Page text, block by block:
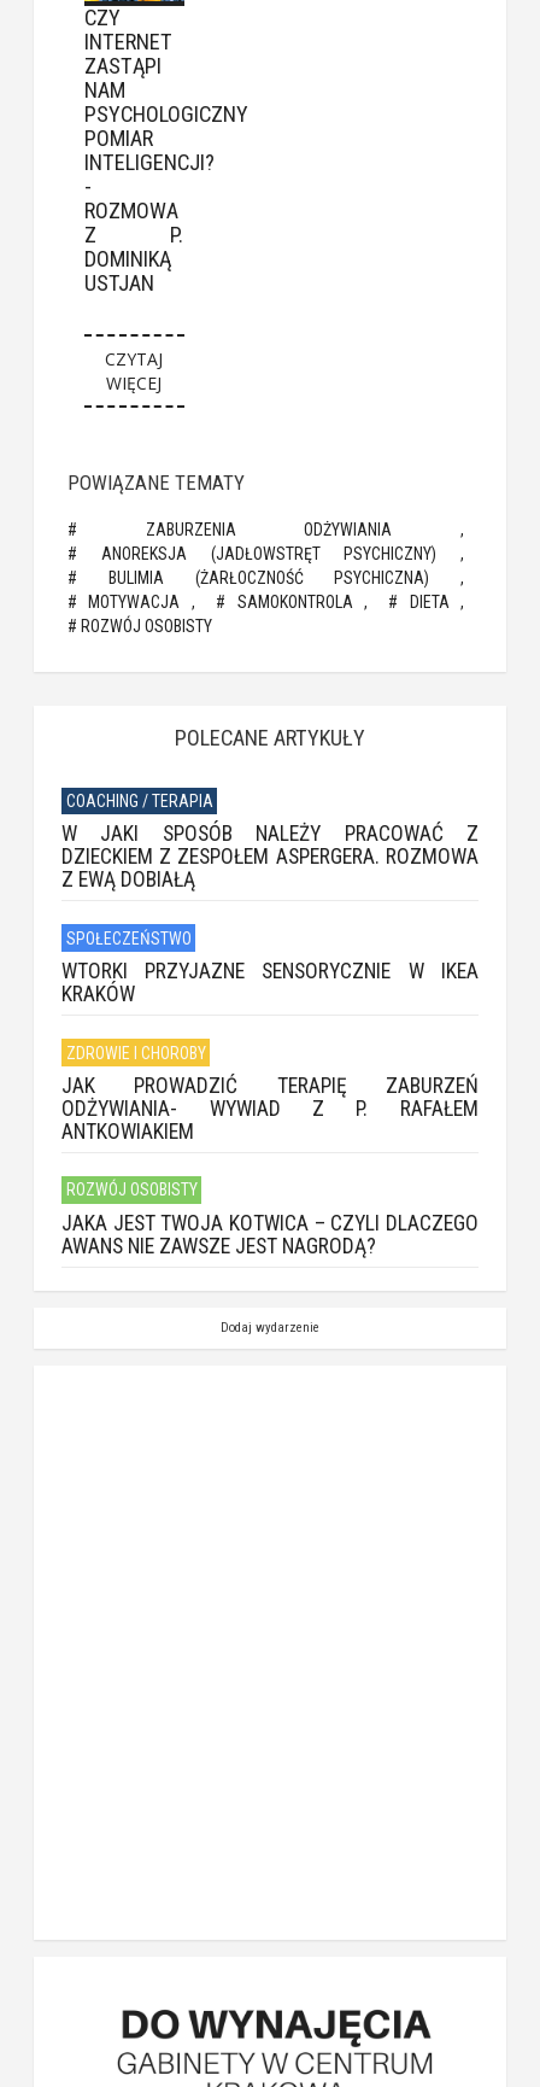
CZY
INTERNET
ZASTĄPI
NAM
PSYCHOLOGICZNY
POMIAR
INTELIGENCJI?
-
ROZMOWA
Z P.
DOMINIKĄ
USTJAN
CZYTAJ
WIĘCEJ
POWIĄZANE TEMATY
ZABURZENIA ODŻYWIANIA
ANOREKSJA (JADŁOWSTRĘT PSYCHICZNY)
BULIMIA (ŻARŁOCZNOŚĆ PSYCHICZNA)
MOTYWACJA
SAMOKONTROLA
DIETA
ROZWÓJ OSOBISTY
POLECANE ARTYKUŁY
COACHING / TERAPIA
W JAKI SPOSÓB NALEŻY PRACOWAĆ Z
DZIECKIEM Z ZESPOŁEM ASPERGERA. ROZMOWA
Z EWĄ DOBIAŁĄ
SPOŁECZEŃSTWO
WTORKI PRZYJAZNE SENSORYCZNIE W IKEA
KRAKÓW
ZDROWIE I CHOROBY
JAK PROWADZIĆ TERAPIĘ ZABURZEŃ
ODŻYWIANIA- WYWIAD Z P. RAFAŁEM
ANTKOWIAKIEM
ROZWÓJ OSOBISTY
JAKA JEST TWOJA KOTWICA – CZYLI DLACZEGO
AWANS NIE ZAWSZE JEST NAGRODĄ?
Dodaj wydarzenie